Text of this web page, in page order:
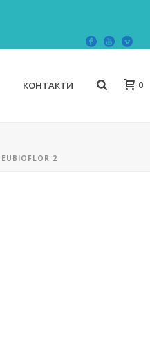
КОНТАКТИ 0
EUBIOFLOR 2